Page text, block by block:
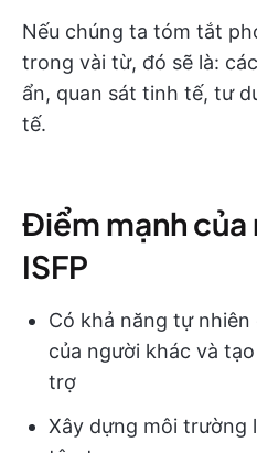
Nếu chúng ta tóm tắt
trong vài từ, đó sẽ là:
ẩn, quan sát tinh tế, tư
tế.
Điểm mạnh của
ISFP
Có khả năng tự
của người khác và
trợ
Xây dựng môi trường